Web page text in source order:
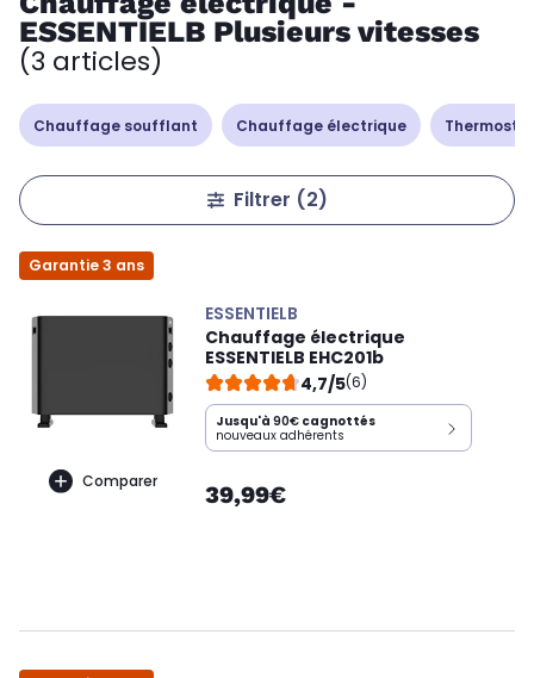
ESSENTIELB Plusieurs vitesses
(3 articles)
Chauffage soufflant Chauffage électrique
Filtrer (2)
Garantie 3 ans
Comparer
ESSENTIELB
Chauffage électrique
ESSENTIELB EHC201b
4,7/5(6)
Jusqu'à 90€ cagnottés
nouveaux adhérents
39,99€